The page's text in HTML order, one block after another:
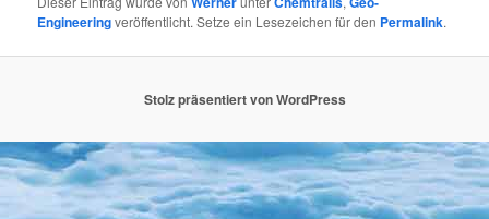
Engineeringveröffentlicht. Setze ein Lesezeichen für den Permalink.
Stolz präsentiert von WordPress